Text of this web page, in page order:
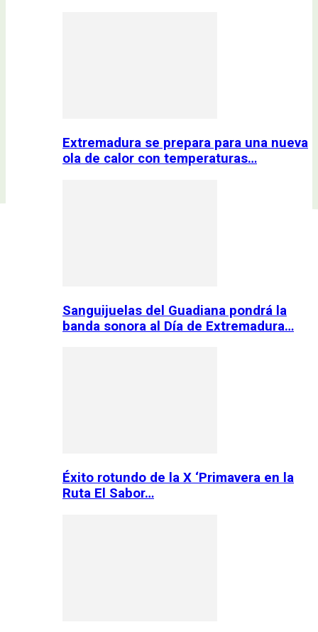
Extremadura se prepara para una nueva
ola de calor con temperaturas…
Sanguijuelas del Guadiana pondrá la
banda sonora al Día de Extremadura…
Éxito rotundo de la X ‘Primavera en la
Ruta El Sabor…